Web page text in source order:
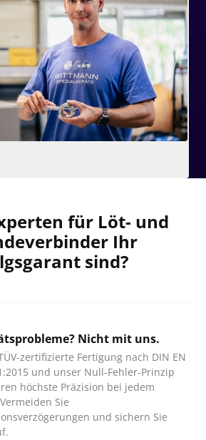
für Löt- und
Ihr
sind?
Nicht mit uns.
zertifizierte Fertigung nach DIN EN
und unser Null-Fehler-Prinzip
höchste Präzision bei jedem
Sie
und sichern Sie